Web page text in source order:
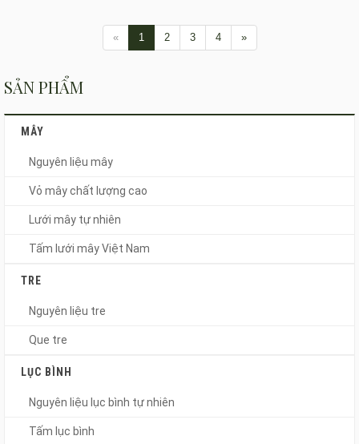
« 1 2 3 4 »
SẢN PHẨM
MÂY
Nguyên liệu mây
Vỏ mây chất lượng cao
Lưới mây tự nhiên
Tấm lưới mây Việt Nam
TRE
Nguyên liệu tre
Que tre
LỤC BÌNH
Nguyên liệu lục bình tự nhiên
Tấm lục bình